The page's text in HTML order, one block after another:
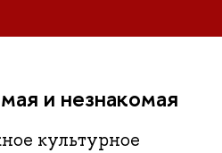
и незнакомая
культурное